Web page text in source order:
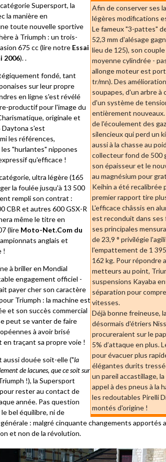
Afin de conserver ses
légères modifications
Le fameux "3-pattes"
52,3 mm d'alésage
lieu de 125), son
moyenne cylindrée -
allonge moteur est
tr/mn). Des
soupapes, d'un arbre à
d'un système de
entièrement
de l'écoulement des
silencieux qui perd un
aussi à la chasse au
collecteur fond de 500
son épaisseur et le
au magnésium pour
Keihin a été recalibrée
premier rapport tire
L'efficace châssis en
est reconduit dans
ses principales
de 23,9 ° privilégie
l'empattement de 1
162 kg. Pour répondre
metteurs au point,
suspensions Kayaba
séparation pour
vitesses.
Déjà bonne freineuse,
désormais d'étriers
procureraient sur le
5% d’attaque en plus.
pour évacuer plus
élégantes durits
un pareil accastillage,
appel à des pneus à la
les redoutables Pirelli
montés d'origine !
Supersport, la
la manière en
toute nouvelle sportive
à Triumph : un trois-
675 cc (lire notre Essai
2006). .
fondé, tant
sur leur propre
en ligne s'est révélé
productif pour l'image du
originale et
Daytona s'est
les références,
"hurlantes" nippones
qu'efficace !
ultra légère (165
la foulée jusqu'à 13 500
rempli son contrat :
CBR et autres 600 GSX-R
même le titre en
(lire Moto-Net.Com du
anglais et
!
à briller en Mondial
engagement officiel -
payer cher son caractère
Triumph : la machine est
et son succès commercial
peut se vanter de faire
à avoir brisé
traçant sa propre voie !
aussi douée soit-elle ("la
de lacunes, que ce soit sur
!), la Supersport
rester au contact de
année. Pas question
bel équilibre, ni de
: malgré cinquante changements apportés
et non de la révolution.